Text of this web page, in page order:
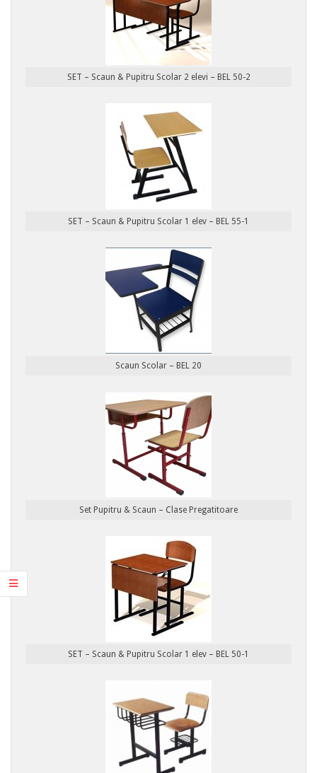
SET – Scaun & Pupitru Scolar 2 elevi – BEL 50-2
SET – Scaun & Pupitru Scolar 1 elev – BEL 55-1
Scaun Scolar – BEL 20
Set Pupitru & Scaun – Clase Pregatitoare
SET – Scaun & Pupitru Scolar 1 elev – BEL 50-1